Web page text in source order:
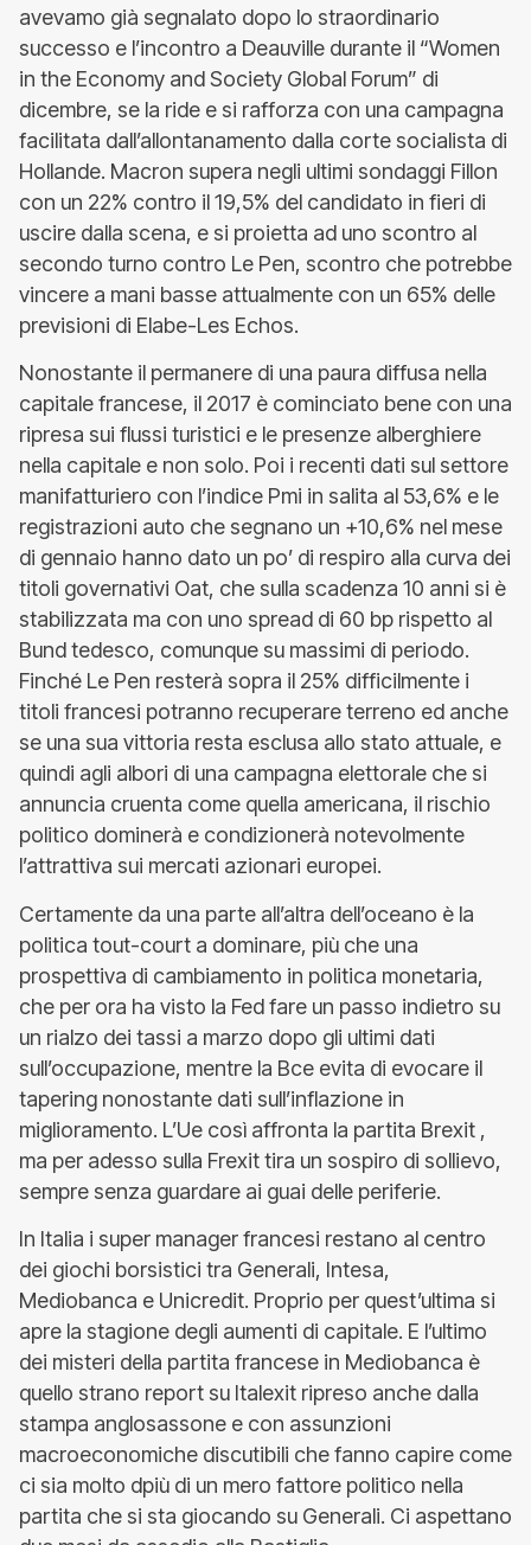
avevamo già segnalato dopo lo straordinario
successo e l’incontro a Deauville durante il “Women
in the Economy and Society Global Forum” di
dicembre, se la ride e si rafforza con una campagna
facilitata dall’allontanamento dalla corte socialista di
Hollande. Macron supera negli ultimi sondaggi Fillon
con un 22% contro il 19,5% del candidato in fieri di
uscire dalla scena, e si proietta ad uno scontro al
secondo turno contro Le Pen, scontro che potrebbe
vincere a mani basse attualmente con un 65% delle
previsioni di Elabe-Les Echos.
Nonostante il permanere di una paura diffusa nella
capitale francese, il 2017 è cominciato bene con una
ripresa sui flussi turistici e le presenze alberghiere
nella capitale e non solo. Poi i recenti dati sul settore
manifatturiero con l’indice Pmi in salita al 53,6% e le
registrazioni auto che segnano un +10,6% nel mese
di gennaio hanno dato un po’ di respiro alla curva dei
titoli governativi Oat, che sulla scadenza 10 anni si è
stabilizzata ma con uno spread di 60 bp rispetto al
Bund tedesco, comunque su massimi di periodo.
Finché Le Pen resterà sopra il 25% difficilmente i
titoli francesi potranno recuperare terreno ed anche
se una sua vittoria resta esclusa allo stato attuale, e
quindi agli albori di una campagna elettorale che si
annuncia cruenta come quella americana, il rischio
politico dominerà e condizionerà notevolmente
l’attrattiva sui mercati azionari europei.
Certamente da una parte all’altra dell’oceano è la
politica tout-court a dominare, più che una
prospettiva di cambiamento in politica monetaria,
che per ora ha visto la Fed fare un passo indietro su
un rialzo dei tassi a marzo dopo gli ultimi dati
sull’occupazione, mentre la Bce evita di evocare il
tapering nonostante dati sull’inflazione in
miglioramento. L’Ue così affronta la partita Brexit ,
ma per adesso sulla Frexit tira un sospiro di sollievo,
sempre senza guardare ai guai delle periferie.
In Italia i super manager francesi restano al centro
dei giochi borsistici tra Generali, Intesa,
Mediobanca e Unicredit. Proprio per quest’ultima si
apre la stagione degli aumenti di capitale. E l’ultimo
dei misteri della partita francese in Mediobanca è
quello strano report su Italexit ripreso anche dalla
stampa anglosassone e con assunzioni
macroeconomiche discutibili che fanno capire come
ci sia molto dpiù di un mero fattore politico nella
partita che si sta giocando su Generali. Ci aspettano